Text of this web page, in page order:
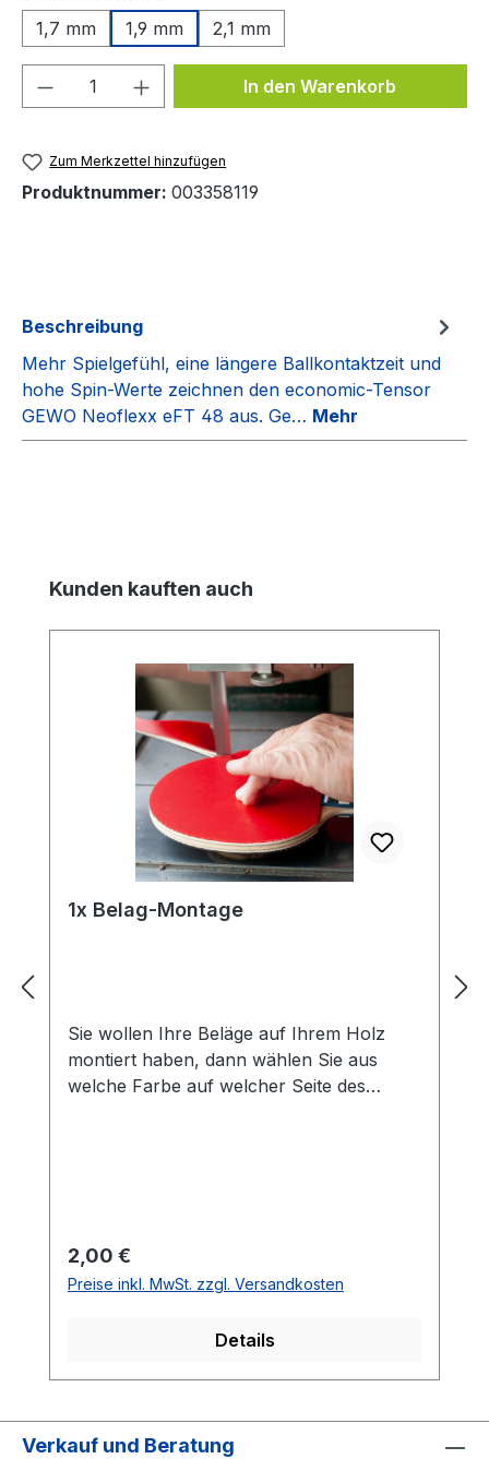
1,7 mm
1,9 mm 2,1 mm
Produkt Anzahl: Gib denIn den Warenkorb
Zum Merkzettel hinzufügen
Produktnummer: 003358119
Beschreibung
Mehr Spielgefühl, eine längere Ballkontaktzeit und
hohe Spin-Werte zeichnen den economic-Tensor
GEWO Neoflexx eFT 48 aus. Ge… Mehr
Produktgalerie überspringen
Kunden kauften auch
1x Belag-Montage
Sie wollen Ihre Beläge auf Ihrem Holz
montiert haben, dann wählen Sie aus
welche Farbe auf welcher Seite des
inklusive.Bei den Komplettschläger
müssen Sie KEINE Belag-Montage mit in
Regulärer Preis:
2,00 €
Preise inkl. MwSt. zzgl. Versandkosten
Details
Verkauf und Beratung